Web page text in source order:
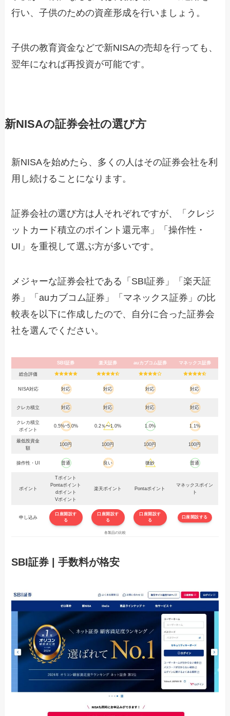
行い、子供のための資産形成を行いましょう。
子供の教育資金などで新NISAの売却を行っても、
翌年になれば再投資が可能です。
新NISAの証券会社の選び方
新NISAを始めたら、多くの人はその証券会社を利
用し続けることになります。
証券会社の選び方は人それぞれですが、「クレジ
ットカード積立のポイント還元率」「操作性・
UI」を重視して選ぶ方が多いです。
メジャーな証券会社である「SBI証券」「楽天証
券」「auカブコム証券」「マネックス証券」の比
較表を以下に作成したので、自分に合った証券会
社を選んでください。
SBI証券 楽天証券 auカブコム証券 マネックス証券
総合評価
NISA対応 対応 対応 対応 対応
クレカ積立 対応 対応 対応 対応
クレカ積立
ポイント
0.5%~5.0% 0.2％〜1.0% 1.0% 1.1%
最低投資金
額
100円 100円 100円 100円
操作性・UI 普通 良い 微妙 普通
ポイント
Tポイント
Pontaポイント
dポイント
Vポイント
楽天ポイント Pontaポイント
マネックスポイン
ト
申し込み
口座開設す
る
口座開設す
る
口座開設す
る
口座開設する
各製品の比較
SBI証券 | 手数料が格安